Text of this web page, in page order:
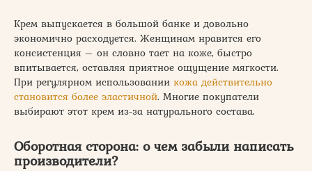
Крем выпускается в большой банке и довольно
экономично расходуется. Женщинам нравится его
консистенция – он словно тает на коже, быстро
впитывается, оставляя приятное ощущение мягкости.
При регулярном использовании кожа действительно
становится более эластичной. Многие покупатели
выбирают этот крем из-за натурального состава.
Оборотная сторона: о чем забыли написать
производители?